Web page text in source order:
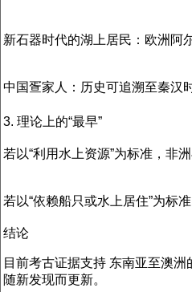
新石器时代的湖上居民：欧洲阿
中国疍家人：历史可追溯至秦汉
3. 理论上的“最早”
若以“利用水上资源”为标准，非
若以“依赖船只或水上居住”为标
结论
目前考古证据支持 东南亚至澳
随新发现而更新。